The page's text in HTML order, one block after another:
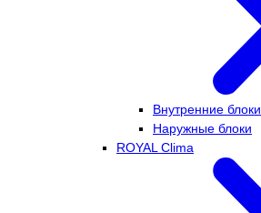
Внутренние блоки
Наружные блоки
ROYAL Clima